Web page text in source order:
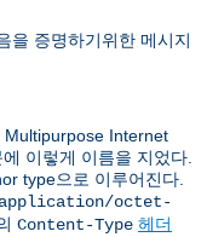
을 증명하기위한 메시지
Multipurpose Internet
이렇게 이름을 지었다.
type으로 이루어진다.
application/octet-
Content-Type 헤더